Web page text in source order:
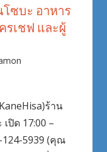
โซบะ อาหาร
เชฟ และผู้
ร้าน
ปิด 17:00 –
124-5939 (คุณ